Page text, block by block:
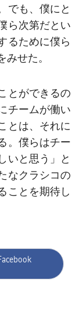
でも、僕にと
ら次第だとい
るために僕ら
せた。
とができるの
チームが働い
とは、それに
。僕らはチー
いと思う」と
なクラシコの
ことを期待し